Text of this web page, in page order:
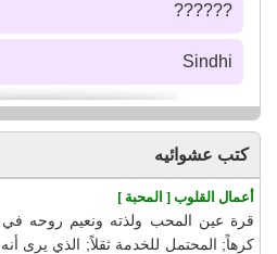
??????
Sindhi
كتب عشوائيه
أعمال القلوب [ المحبة ]
قرة عين المحب ولذته ونعيم روحه
كرهاً; المحتمل للخدمة ثقلاً; الذي يرى